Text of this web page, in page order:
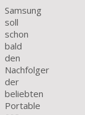
Samsung
soll
schon
bald
den
Nachfolger
der
beliebten
Portable